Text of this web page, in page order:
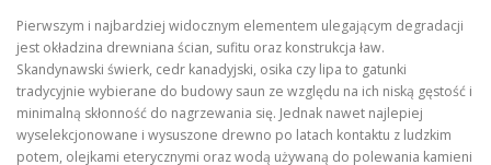
Pierwszym i najbardziej widocznym elementem ulegającym degradacji
jest okładzina drewniana ścian, sufitu oraz konstrukcja ław.
Skandynawski świerk, cedr kanadyjski, osika czy lipa to gatunki
tradycyjnie wybierane do budowy saun ze względu na ich niską gęstość i
minimalną skłonność do nagrzewania się. Jednak nawet najlepiej
wyselekcjonowane i wysuszone drewno po latach kontaktu z ludzkim
potem, olejkami eterycznymi oraz wodą używaną do polewania kamieni